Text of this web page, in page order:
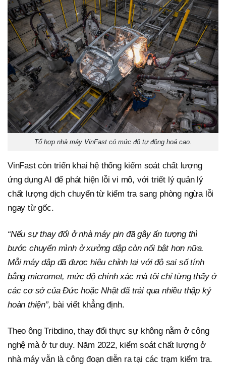
Tổ hợp nhà máy VinFast có mức độ tự động hoá cao.
VinFast còn triển khai hệ thống kiểm soát chất lượng
ứng dụng AI để phát hiện lỗi vi mô, với triết lý quản lý
chất lượng dịch chuyển từ kiểm tra sang phòng ngừa lỗi
ngay từ gốc.
“Nếu sự thay đổi ở nhà máy pin đã gây ấn tượng thì
bước chuyển mình ở xưởng dập còn nổi bật hơn nữa.
Mỗi máy dập đã được hiệu chỉnh lại với độ sai số tính
bằng micromet, mức độ chính xác mà tôi chỉ từng thấy ở
các cơ sở của Đức hoặc Nhật đã trải qua nhiều thập kỷ
hoàn thiện”, bài viết khẳng định.
Theo ông Tribdino, thay đổi thực sự không nằm ở công
nghệ mà ở tư duy. Năm 2022, kiểm soát chất lượng ở
nhà máy vẫn là công đoạn diễn ra tại các trạm kiểm tra.